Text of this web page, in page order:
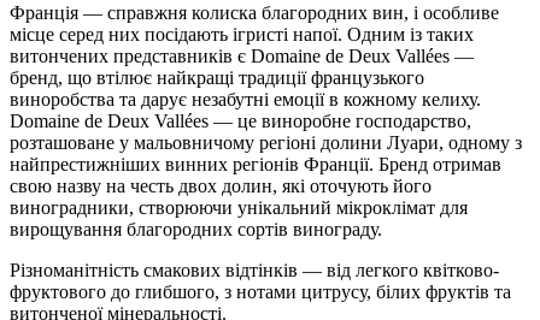
Франція — справжня колиска благородних вин, і особливе
місце серед них посідають ігристі напої. Одним із таких
витончених представників є Domaine de Deux Vallées —
бренд, що втілює найкращі традиції французького
виноробства та дарує незабутні емоції в кожному келиху.
Domaine de Deux Vallées — це виноробне господарство,
розташоване у мальовничому регіоні долини Луари, одному з
найпрестижніших винних регіонів Франції. Бренд отримав
свою назву на честь двох долин, які оточують його
виноградники, створюючи унікальний мікроклімат для
вирощування благородних сортів винограду.
Різноманітність смакових відтінків — від легкого квітково-
фруктового до глибшого, з нотами цитрусу, білих фруктів та
витонченої мінеральності.